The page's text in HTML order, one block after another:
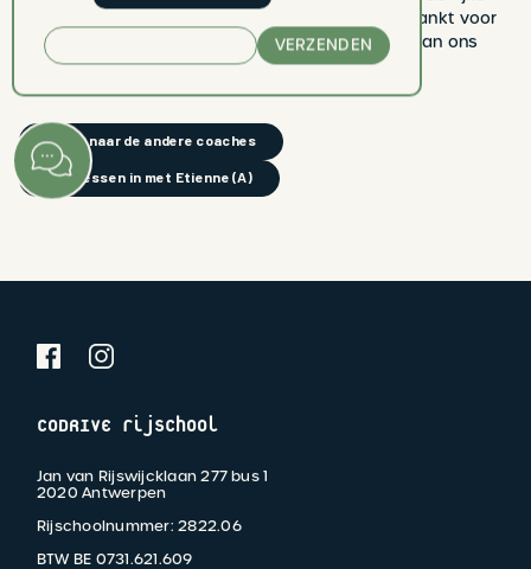
cultuur en het succes van Codrive. Etienne, bedankt voor
je continue toewijding en de sprankeling die je aan ons
team toevoegt.
terug naar de andere coaches
plan lessen in met Etienne (A)
VERZENDEN
CODRIVE rijschool
Jan van Rijswijcklaan 277 bus 1
2020 Antwerpen
Rijschoolnummer: 2822.06
BTW BE 0731.621.609